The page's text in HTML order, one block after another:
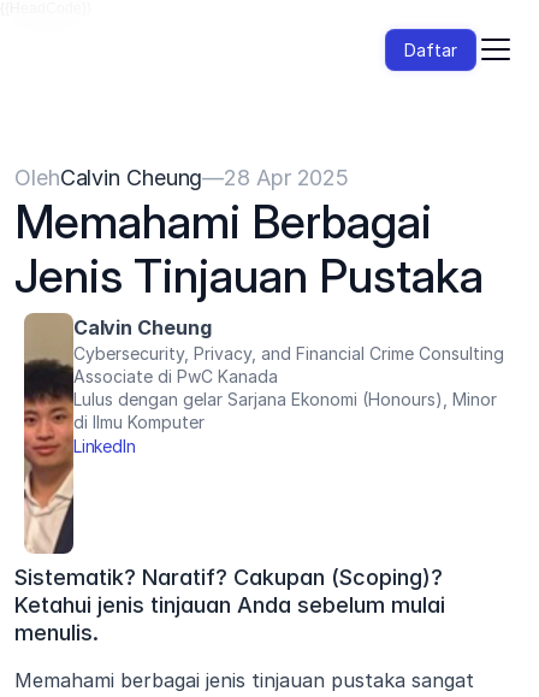
Daftar
OlehCalvin Cheung—28 Apr 2025
Memahami Berbagai
Jenis Tinjauan Pustaka
Calvin Cheung
Cybersecurity, Privacy, and Financial Crime Consulting
Associate di PwC Kanada
Lulus dengan gelar Sarjana Ekonomi (Honours), Minor
di Ilmu Komputer
LinkedIn
Sistematik? Naratif? Cakupan (Scoping)?
Ketahui jenis tinjauan Anda sebelum mulai
menulis.
Memahami berbagai jenis tinjauan pustaka sangat